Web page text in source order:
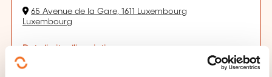
65 Avenue de la Gare, 1611 Luxembourg
Luxembourg
Date limite d'inscription